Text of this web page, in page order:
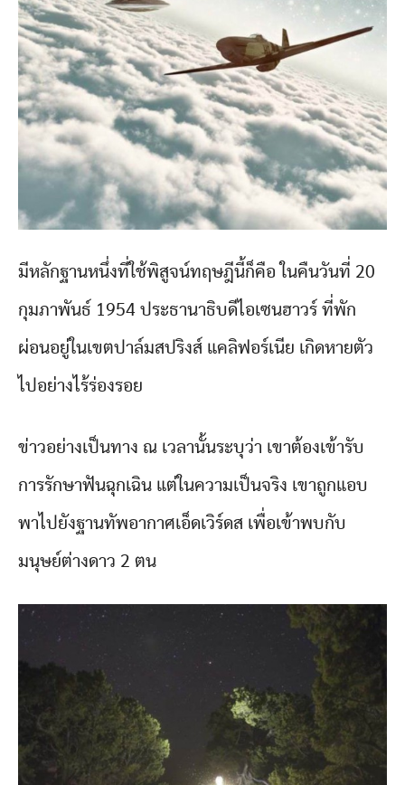
มีหลักฐานหนึ่งที่ใช้พิสูจน์ทฤษฎีนี้ก็คือ ในคืนวันที่ 20
กุมภาพันธ์ 1954 ประธานาธิบดีไอเซนฮาวร์ ที่พัก
ผ่อนอยู่ในเขตปาล์มสปริงส์ แคลิฟอร์เนีย เกิดหายตัว
ไปอย่างไร้ร่องรอย
ข่าวอย่างเป็นทาง ณ เวลานั้นระบุว่า เขาต้องเข้ารับ
การรักษาฟันฉุกเฉิน แต่ในความเป็นจริง เขาถูกแอบ
พาไปยังฐานทัพอากาศเอ็ดเวิร์ดส เพื่อเข้าพบกับ
มนุษย์ต่างดาว 2 ตน